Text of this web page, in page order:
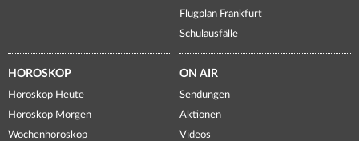
Flugplan Frankfurt
Schulausfälle
HOROSKOP
Horoskop Heute
Horoskop Morgen
Wochenhoroskop
ON AIR
Sendungen
Aktionen
Videos